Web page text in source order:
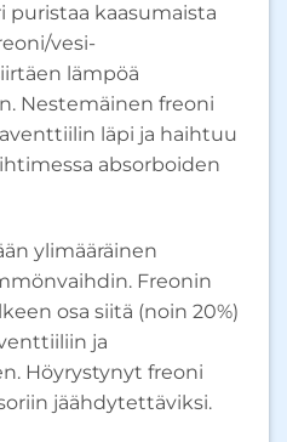
puristaa kaasumaista
vesi-
lämpöä
Nestemäinen freoni
läpi ja haihtuu
absorboiden
ylimääräinen
Freonin
osa siitä (noin 20%)
ja
Höyrystynyt freoni
jäähdytettäviksi.